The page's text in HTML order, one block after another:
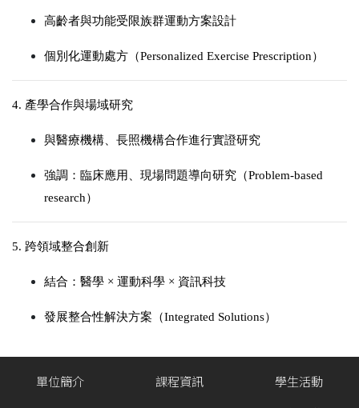
高齡者與功能受限族群運動方案設計
個別化運動處方（Personalized Exercise Prescription）
4. 產學合作與場域研究
與醫療機構、長照機構合作進行實證研究
強調： 臨床應用、 現場問題導向研究（Problem-based
research）
5. 跨領域整合創新
結合： 醫學 × 運動科學 × 資訊科技
發展整合性解決方案（Integrated Solutions）
單位簡介 課程資訊 學生活動